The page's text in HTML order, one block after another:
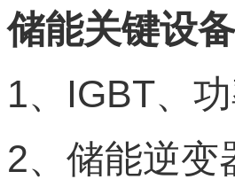
储能关键设
1、 IGBT、
2、储能逆变